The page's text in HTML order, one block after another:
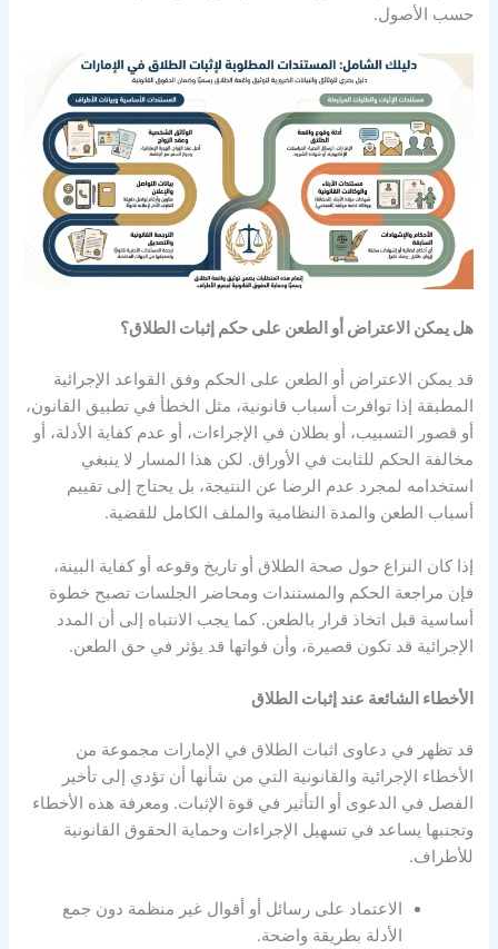
حسب الأصول.
هل يمكن الاعتراض أو الطعن على حكم إثبات الطلاق؟
قد يمكن الاعتراض أو الطعن على الحكم وفق القواعد الإجرائية
المطبقة إذا توافرت أسباب قانونية، مثل الخطأ في تطبيق القانون،
أو قصور التسبيب، أو بطلان في الإجراءات، أو عدم كفاية الأدلة، أو
مخالفة الحكم للثابت في الأوراق. لكن هذا المسار لا ينبغي
استخدامه لمجرد عدم الرضا عن النتيجة، بل يحتاج إلى تقييم
أسباب الطعن والمدة النظامية والملف الكامل للقضية.
إذا كان النزاع حول صحة الطلاق أو تاريخ وقوعه أو كفاية البينة،
فإن مراجعة الحكم والمستندات ومحاضر الجلسات تصبح خطوة
أساسية قبل اتخاذ قرار بالطعن.كما يجب الانتباه إلى أن المدد
الإجرائية قد تكون قصيرة، وأن فواتها قد يؤثر في حق الطعن.
الأخطاء الشائعة عند إثبات الطلاق
قد تظهر في دعاوى اثبات الطلاق في الإمارات مجموعة من
الأخطاء الإجرائية والقانونية التي من شأنها أن تؤدي إلى تأخير
الفصل في الدعوى أو التأثير في قوة الإثبات. ومعرفة هذه الأخطاء
وتجنبها يساعد في تسهيل الإجراءات وحماية الحقوق القانونية
للأطراف.
الاعتماد على رسائل أو أقوال غير منظمة دون جمع
الأدلة بطريقة واضحة.